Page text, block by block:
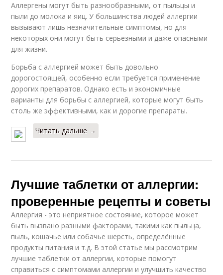
Аллергены могут быть разнообразными, от пыльцы и
пыли до молока и яиц. У большинства людей аллергии
вызывают лишь незначительные симптомы, но для
некоторых они могут быть серьезными и даже опасными
для жизни.
Борьба с аллергией может быть довольно
дорогостоящей, особенно если требуется применение
дорогих препаратов. Однако есть и экономичные
варианты для борьбы с аллергией, которые могут быть
столь же эффективными, как и дорогие препараты.
Читать дальше →
Лучшие таблетки от аллергии:
проверенные рецепты и советы
Аллергия - это неприятное состояние, которое может
быть вызвано разными факторами, такими как пыльца,
пыль, кошачье или собачье шерсть, определённые
продукты питания и т.д. В этой статье мы рассмотрим
лучшие таблетки от аллергии, которые помогут
справиться с симптомами аллергии и улучшить качество